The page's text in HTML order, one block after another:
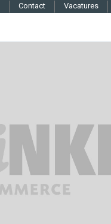
Contact Vacatures